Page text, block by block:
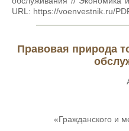
URL: https://voenvestnik.ru/
Правовая природа
«Гражданского и